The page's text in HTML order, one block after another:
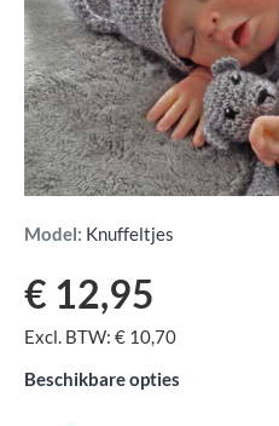
Model: Knuffeltjes
€ 12,95
Excl. BTW: € 10,70
Beschikbare opties